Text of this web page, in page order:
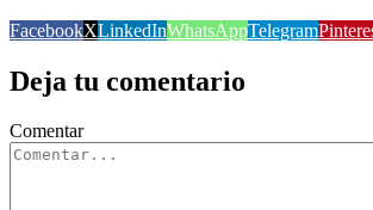
FacebookXLinkedInWhatsAppTelegram
Deja tu comentario
Comentar